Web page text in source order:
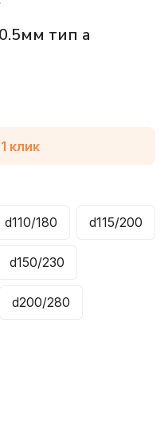
тип а
клик
d110/180 d115/200
d150/230
d200/280